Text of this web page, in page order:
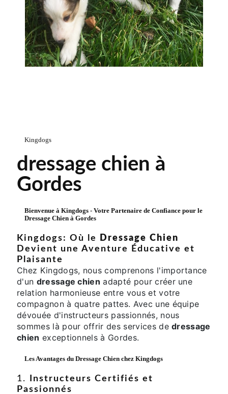
Kingdogs
dressage chien à
Gordes
Bienvenue à Kingdogs - Votre Partenaire de Confiance pour le
Dressage Chien à Gordes
Kingdogs: Où le
Dressage Chien
Devient une Aventure Éducative et
Plaisante
Chez Kingdogs, nous comprenons l'importance
d'un dressage chien adapté pour créer une
relation harmonieuse entre vous et votre
compagnon à quatre pattes. Avec une équipe
dévouée d'instructeurs passionnés, nous
sommes là pour offrir des services dedressage
chien exceptionnels à Gordes.
Les Avantages du Dressage Chien chez Kingdogs
1.
Instructeurs Certifiés et
Passionnés